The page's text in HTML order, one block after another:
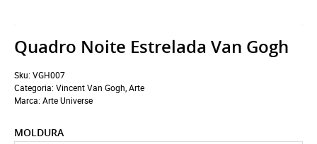
Quadro Noite Estrelada Van Gogh
Sku: VGH007
Categoria: Vincent Van Gogh,Arte
Marca: Arte Universe
MOLDURA